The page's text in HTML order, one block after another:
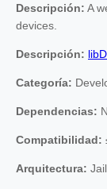
Descripción: A
devices.
Descripción:
Categoría:
Dependencias:
Compatibilidad:
Arquitectura: